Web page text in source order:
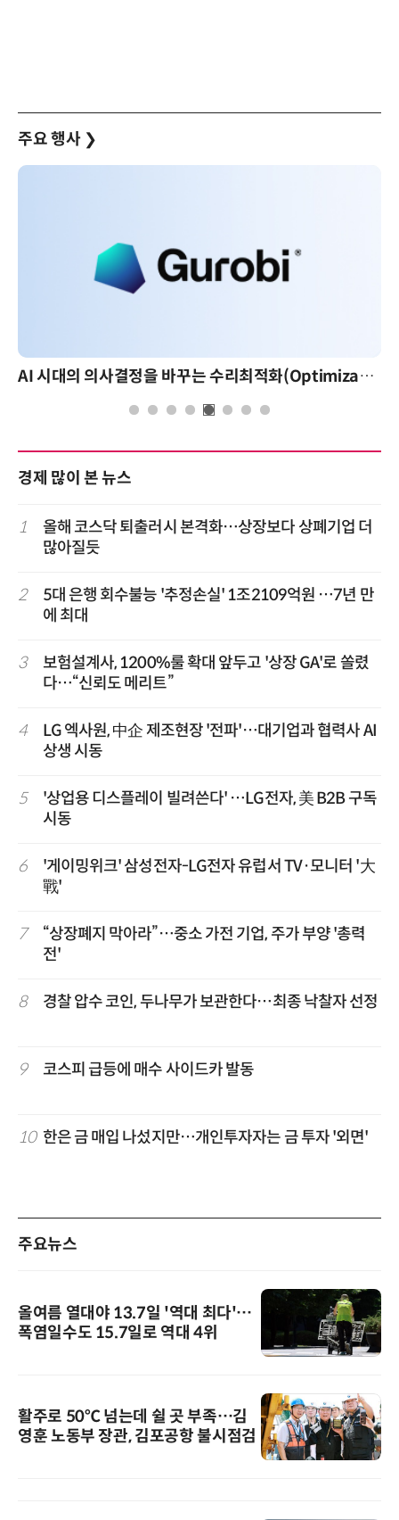
주요 행사 ❯
AI 시대의 의사결정을 바꾸는 수리최적화(Optimization): 실제 산업 적용 사례와 활용 전략 AI 핀옵스 실전 세미나: 폭증하는 AI 토큰
경제 많이 본 뉴스
1
올해 코스닥 퇴출러시 본격화…상장보다 상폐기업 더
많아질듯
2
5대 은행 회수불능 '추정손실' 1조2109억원 …7년 만
에 최대
3
보험설계사, 1200%룰 확대 앞두고 '상장 GA'로 쏠렸
다…“신뢰도 메리트”
4
LG 엑사원, 中企 제조현장 '전파'…대기업과 협력사 AI
상생 시동
5
'상업용 디스플레이 빌려쓴다' …LG전자, 美 B2B 구독
시동
6
'게이밍위크' 삼성전자-LG전자 유럽서 TV·모니터 '大
戰'
7
“상장폐지 막아라”…중소 가전 기업, 주가 부양 '총력
전'
8 경찰 압수 코인, 두나무가 보관한다…최종 낙찰자 선정
9 코스피 급등에 매수 사이드카 발동
10 한은 금 매입 나섰지만…개인투자자는 금 투자 '외면'
주요뉴스
올여름 열대야 13.7일 '역대 최다'…
폭염일수도 15.7일로 역대 4위
활주로 50℃ 넘는데 쉴 곳 부족…김
영훈 노동부 장관, 김포공항 불시점검